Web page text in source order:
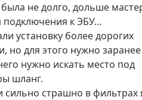
не долго, дольше
подключения к ЭБУ…
установку более дорогих
но для этого нужно заранее
нужно искать место под
шланг.
страшно в фильтрах